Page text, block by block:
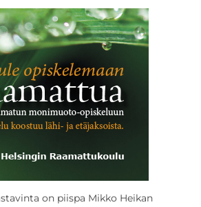
on piispa Mikko Heikan